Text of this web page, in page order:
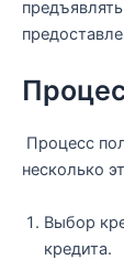
Процесс
несколько
Выбор
кредита.